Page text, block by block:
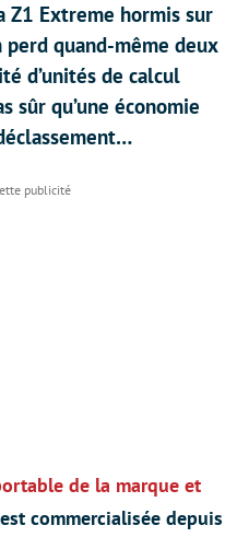
Z1 Extreme hormis sur
quand-même deux
d’unités de calcul
sûr qu’une économie
de la marque et
est commercialisée depuis